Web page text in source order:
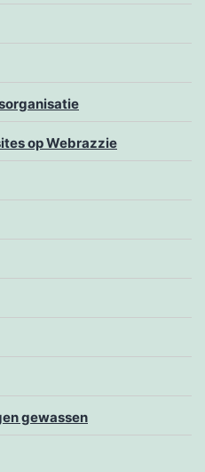
op Webrazzie
gewassen